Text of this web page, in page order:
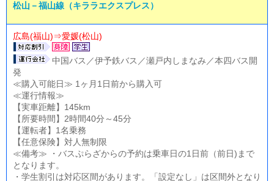
松山－福山線（キララエクスプレス）
広島(福山)⇒愛媛(松山)
中国バス／伊予鉄バス／瀬戸内しまなみ／本四バス開
発
≪購入可能日≫ 1ヶ月1日前から購入可
≪運行情報≫
【実車距離】145km
【所要時間】2時間40分～45分
【運転者】1名乗務
【任意保険】対人無制限
≪備考≫ ・バスぷらざからの予約は乗車日の1日前（前日)まで
となります。
・学生割引は対応区間があります。「設定なし」は区間外となり